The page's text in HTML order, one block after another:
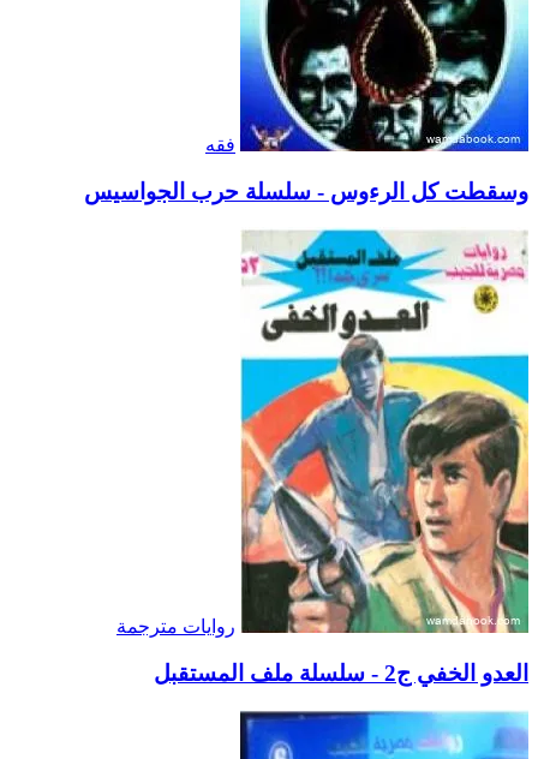
فقه
وسقطت كل الرءوس - سلسلة حرب الجواسيس
روايات مترجمة
العدو الخفي ج2 - سلسلة ملف المستقبل